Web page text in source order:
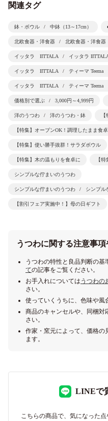
関連タグ
鉢・ボウル 中鉢（13～17cm）
北欧食器・洋食器 北欧食器・洋食
イッタラ IITTALA イッタラ
イッタラ IITTALA ティーマ Teema
イッタラ IITTALA ティーマ Teema
価格別で選ぶ 3,000円～4,999円
洋のうつわ 洋のうつわ・鉢
【特集】オーブンOK！調理したまま食
【特集】使い勝手抜群！サラダボウル
【特集】木の温もりを食卓に 【
シンプルな佇まいのうつわ
シンプルな佇まいのうつわ シンプル
【割引フェア実施中！】母の日ギフト
うつわに関する注意事
うつわの特性と良品判断の基
ての記事をご覧ください。
お手入れについては うつわの
さい。
使っていくうちに、色味や風
商品のキャンセルや、同梱対
さい。
作家・窯元によって、価格の
ます。
LINEで
こちらの商品で、気になった